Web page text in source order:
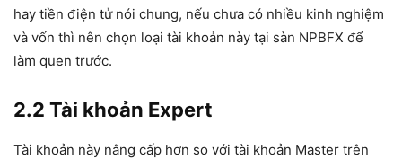
hay tiền điện tử nói chung, nếu chưa có nhiều kinh nghiệm
và vốn thì nên chọn loại tài khoản này tại sàn NPBFX để
làm quen trước.
2.2 Tài khoản Expert
Tài khoản này nâng cấp hơn so với tài khoản Master trên